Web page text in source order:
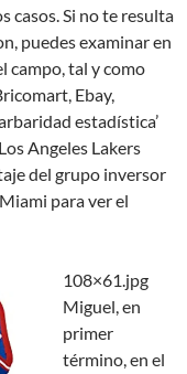
casos. Si no te resulta
puedes examinar en
campo, tal y como
Ebay,
estadística’
Angeles Lakers
del grupo inversor
para ver el
108×61.jpg
Miguel, en
primer
término, en el